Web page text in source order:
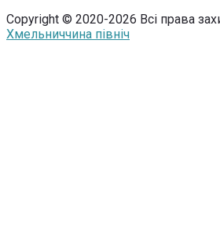
Copyright © 2020-2026 Всі права
Хмельниччина північ